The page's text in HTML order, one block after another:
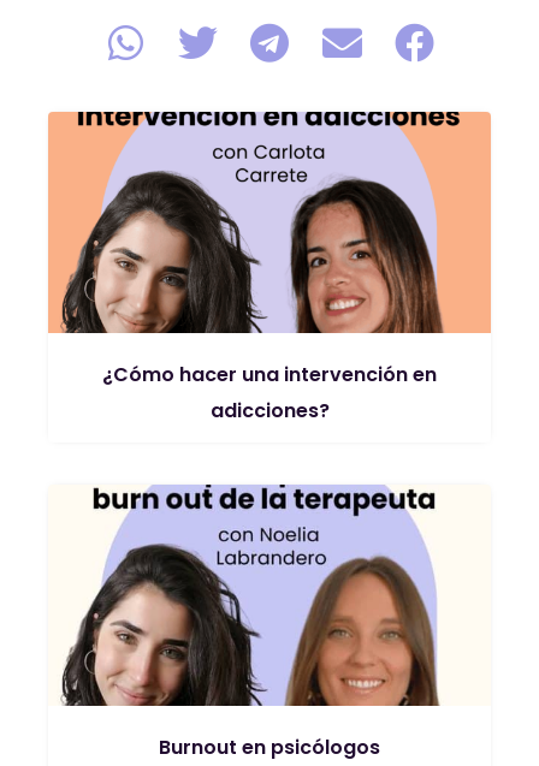
¿Cómo hacer una intervención en
adicciones?
Burnout en psicólogos